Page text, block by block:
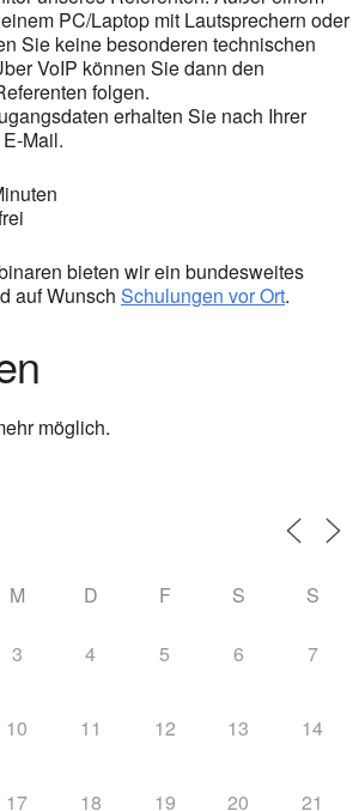
PC/Laptop mit Lautsprechern oder
Sie keine besonderen technischen
VoIP können Sie dann den
folgen.
erhalten Sie nach Ihrer
Mail.
bieten wir ein bundesweites
auf Wunsch Schulungen vor Ort.
möglich.
M D F S S
3 4 5 6 7
10 11 12 13 14
17 18 19 20 21